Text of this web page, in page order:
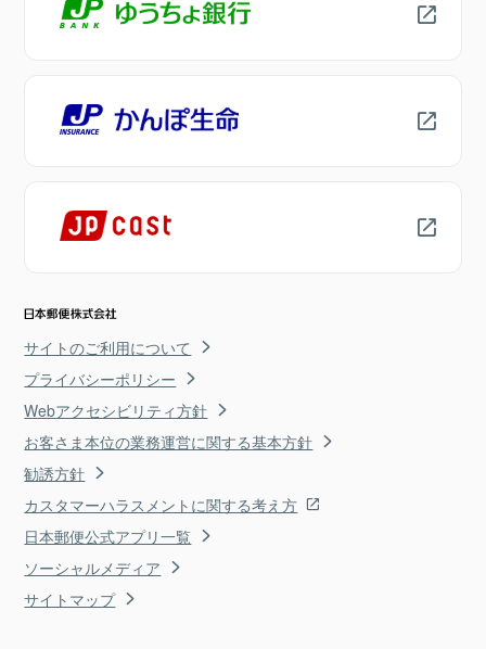
サイトのご利用について
プライバシーポリシー
Webアクセシビリティ方針
お客さま本位の業務運営に関する基本方針
勧誘方針
カスタマーハラスメントに関する考え方
日本郵便公式アプリ一覧
ソーシャルメディア
サイトマップ